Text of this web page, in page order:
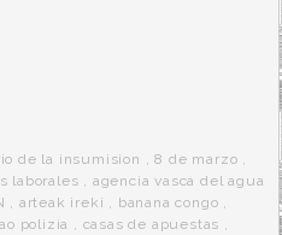
de la insumision ,8 de marzo ,
laborales , agencia vasca del agua
, arteak ireki , banana congo ,
polizia , casas de apuestas ,